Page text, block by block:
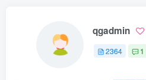
qgadmin
2364 1